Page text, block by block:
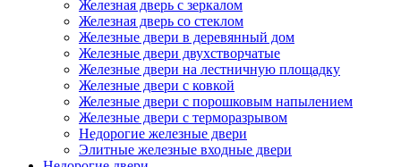
Железная дверь с зеркалом
Железная дверь со стеклом
Железные двери в деревянный дом
Железные двери двухстворчатые
Железные двери на лестничную площадку
Железные двери с ковкой
Железные двери с порошковым напылением
Железные двери с терморазрывом
Недорогие железные двери
Элитные железные входные двери